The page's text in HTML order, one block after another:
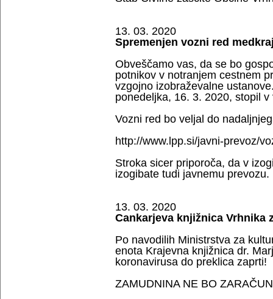
13. 03. 2020
Spremenjen vozni red
Obveščamo vas, da se bo
potnikov v notranjem cestnem
vzgojno izobraževalne
ponedeljka, 16. 3. 2020, stopil
Vozni red bo veljal do
http://www.lpp.si/javni-prevoz/
Stroka sicer priporoča, da v
izogibate tudi javnemu prevozu.
13. 03. 2020
Cankarjeva knjižnica Vrhnika
Po navodilih Ministrstva za
enota Krajevna knjižnica dr.
koronavirusa do preklica zaprti!
ZAMUDNINA NE BO